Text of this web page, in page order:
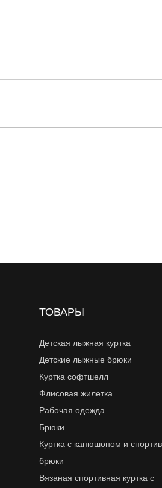
ТОВАРЫ
Детская лыжная куртка
Детские лыжные брюки
Куртка софтшелл
Флисовая жилетка
Рабочая одежда
Брюки
Куртка с капюшоном и
брюки
Вязаная спортивная куртка с